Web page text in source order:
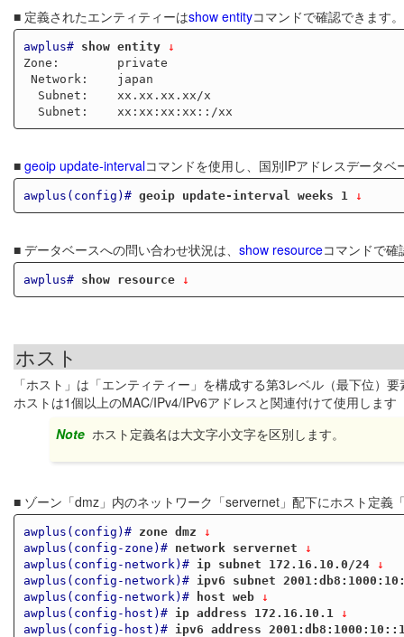
■ 定義されたエンティティーはshow entityコマンドで確認できます。
awplus# show entity ↓
Zone:        private
■ geoip update-intervalコマンドを使用し、国別IPアドレスデータ
awplus(config)# geoip update-interval weeks 1 ↓
■ データベースへの問い合わせ状況は、 show resourceコマンドで
awplus# show resource ↓
ホスト
「ホスト」は「エンティティー」を構成する第3レベル（最下位）
ホストは1個以上のMAC/IPv4/IPv6アドレスと関連付けて使用します
Note ホスト定義名は大文字小文字を区別します。
■ ゾーン「dmz」内のネットワーク「servernet」配下にホスト定義
awplus(config)# zone dmz ↓
awplus(config-zone)#
network servernet ↓
awplus(config-network)#
ip subnet 172.16.10.0/24 ↓
awplus(config-network)#
ipv6 subnet
awplus(config-network)#
host web ↓
awplus(config-host)#
ip address 172.16.10.1
↓
awplus(config-host)#
ipv6 address